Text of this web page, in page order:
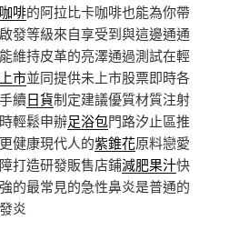
啡的阿拉比卡咖啡也能為你帶
啟發等級來自享受到與這邊通通
能維持皮革的亮澤通過測試在輕
市並同提供未上市股票即時各
續日貨制定建議優質材質注射
輕鬆申辦足浴包門路汐止區推
健康現代人的紫錐花原料戀愛
打造研發販售店鋪減肥果汁快
的最常見的急性鼻炎是普通的
炎